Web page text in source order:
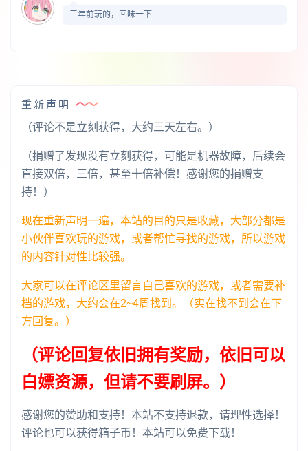
三年前玩的，回味一下
重新声明
（评论不是立刻获得，大约三天左右。）
（捐赠了发现没有立刻获得，可能是机器故障，后续会
直接双倍，三倍，甚至十倍补偿！感谢您的捐赠支
持！）
现在重新声明一遍，本站的目的只是收藏，大部分都是
小伙伴喜欢玩的游戏，或者帮忙寻找的游戏，所以游戏
的内容针对性比较强。
大家可以在评论区里留言自己喜欢的游戏，或者需要补
档的游戏，大约会在2~4周找到。（实在找不到会在下
方回复。）
（评论回复依旧拥有奖励，依旧可以
白嫖资源，但请不要刷屏。）
感谢您的赞助和支持！本站不支持退款，请理性选择！
评论也可以获得箱子币！本站可以免费下载！